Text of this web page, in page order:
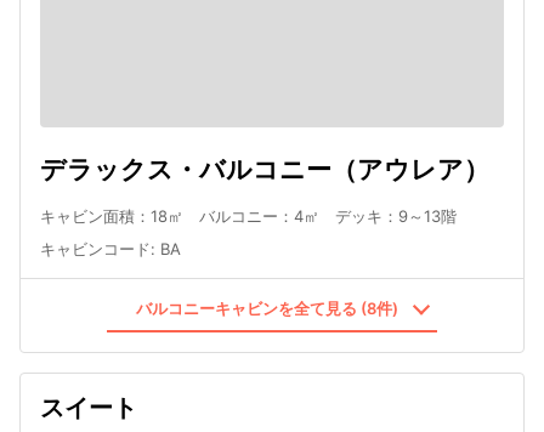
デラックス・バルコニー（アウレア）
キャビン面積：18㎡ バルコニー：4㎡ デッキ：9～13階
キャビンコード: BA
バルコニーキャビンを全て見る (8件)
スイート